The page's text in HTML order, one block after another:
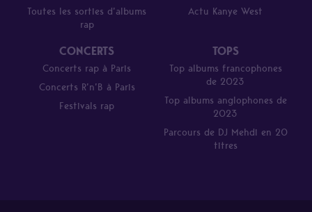
Toutes les sorties d’albums
rap
Actu Kanye West
CONCERTS
Concerts rap à Paris
Concerts R’n’B à Paris
Festivals rap
TOPS
Top albums francophones
de 2023
Top albums anglophones de
2023
Parcours de DJ Mehdi en 20
titres